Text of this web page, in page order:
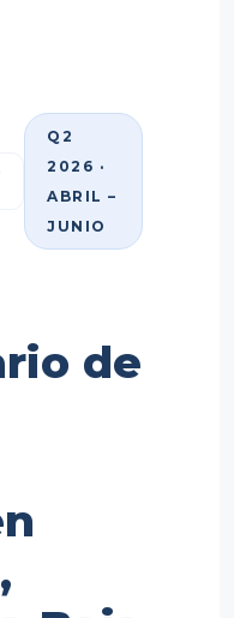
Q2
2026 ·
ABRIL –
JUNIO
de